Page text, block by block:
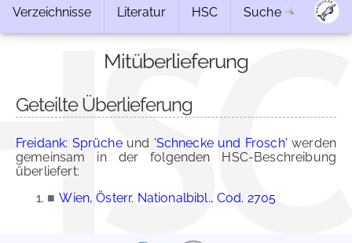
Verzeichnisse Literatur HSC Suche
Mitüberlieferung
Geteilte Überlieferung
Freidank: Sprücheund 'Schnecke und Frosch' werden
gemeinsam in der folgenden HSC-Beschreibung
überliefert:
■ Wien, Österr. Nationalbibl., Cod. 2705